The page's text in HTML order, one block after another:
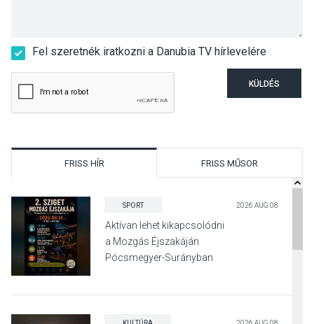
Fel szeretnék iratkozni a Danubia TV hírlevelére
KÜLDÉS
FRISS HÍR FRISS MŰSOR
SPORT 2026 AUG 08
Aktívan lehet kikapcsolódni
a Mozgás Éjszakáján
Pócsmegyer-Surányban